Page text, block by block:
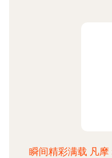
瞬间精彩满载 凡摩